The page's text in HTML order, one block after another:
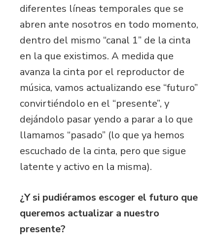
diferentes líneas temporales que se
abren ante nosotros en todo momento,
dentro del mismo “canal 1” de la cinta
en la que existimos. A medida que
avanza la cinta por el reproductor de
música, vamos actualizando ese “futuro”
convirtiéndolo en el “presente”, y
dejándolo pasar yendo a parar a lo que
llamamos “pasado” (lo que ya hemos
escuchado de la cinta, pero que sigue
latente y activo en la misma).
¿Y si pudiéramos escoger el futuro que
queremos actualizar a nuestro
presente?